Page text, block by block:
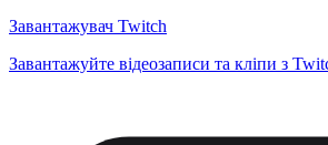
Завантажувач Twitch
Завантажуйте відеозаписи та кліпи з